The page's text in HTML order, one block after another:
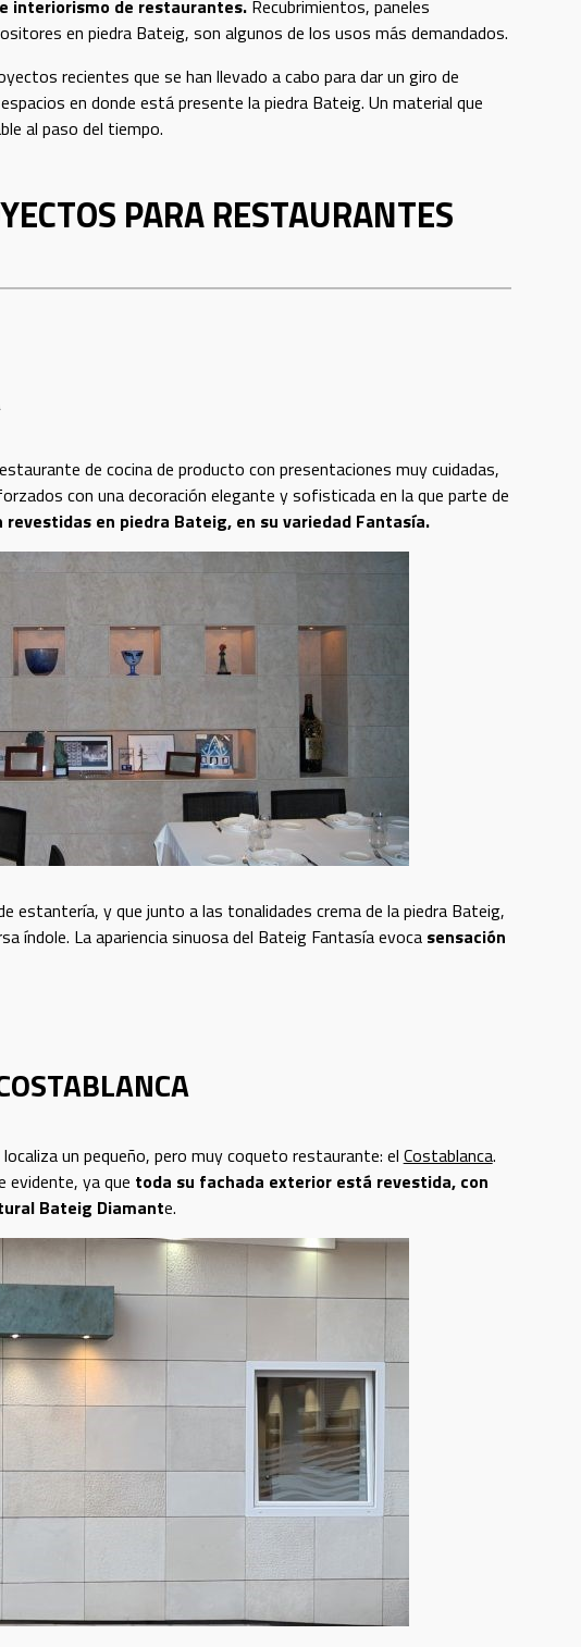
interiorismo de restaurantes.Recubrimientos, paneles
en piedra Bateig, son algunos de los usos más demandados.
recientes que se han llevado a cabo para dar un giro de
en donde está presente la piedra Bateig. Un material que
al paso del tiempo.
PARA RESTAURANTES
de cocina de producto con presentaciones muy cuidadas,
con una decoración elegante y sofisticada en la que parte de
en piedra Bateig, en su variedad Fantasía.
estantería, y que junto a las tonalidades crema de la piedra Bateig,
índole. La apariencia sinuosa del Bateig Fantasía evoca sensación
un pequeño, pero muy coqueto restaurante: el Costablanca.
evidente, ya que toda su fachada exterior está revestida, con
Bateig Diamante.